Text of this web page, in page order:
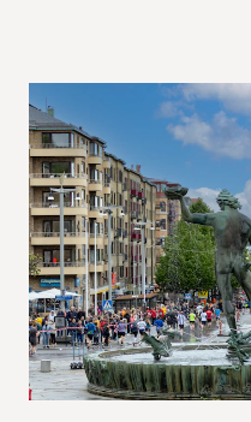
Res, bo, upplev
Hållbarhet
Göteborgsvarvets historia
Funktionär/Volontär